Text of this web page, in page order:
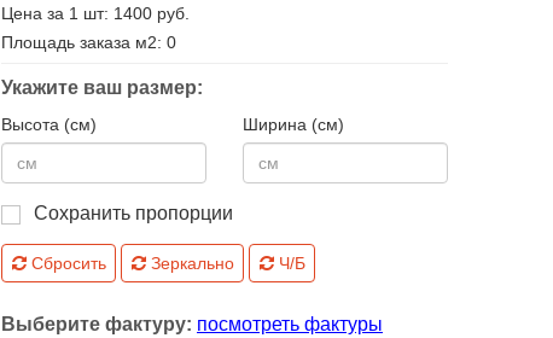
Цена за 1 шт: 1400 руб.
Площадь заказа м2: 0
Укажите ваш размер:
Высота (см) Ширина (см)
Сохранить пропорции
Сбросить Зеркально Ч/Б
Выберите фактуру: посмотреть фактуры